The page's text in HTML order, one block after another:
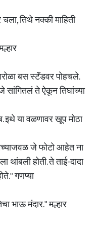
तिथे नक्की माहिती
बस स्टॅंडवर पोहचले.
सांगितलं ते ऐकून तिघांच्या
या वळणावर खूप मोठा
जे फोटो आहेत ना
थांबली होती. ते ताई-दादा
गणप्या
भाऊ मंदार." मल्हार